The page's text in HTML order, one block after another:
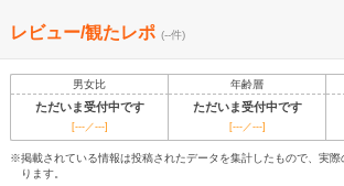
レビュー/観たレポ (--件)
男女比 年齢層
ただいま受付中です ただいま受付中です
[---／---] [---／---]
※掲載されている情報は投稿されたデータを集計したもので、実際
ります。